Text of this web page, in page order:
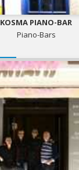
KOSMA PIANO-BAR
Piano-Bars